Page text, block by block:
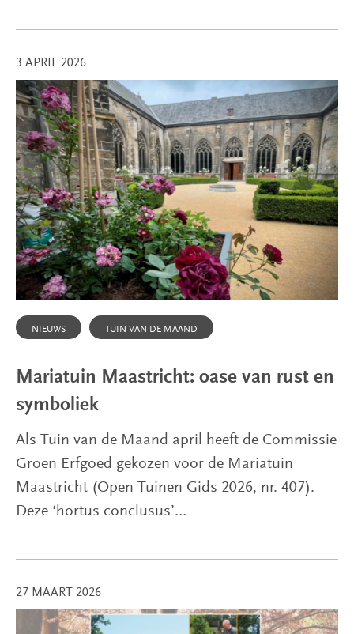
3 APRIL 2026
NIEUWS TUIN VAN DE MAAND
Mariatuin Maastricht: oase van rust en
symboliek
Als Tuin van de Maand april heeft de Commissie
Groen Erfgoed gekozen voor de Mariatuin
Maastricht (Open Tuinen Gids 2026, nr. 407).
Deze ‘hortus conclusus’…
27 MAART 2026